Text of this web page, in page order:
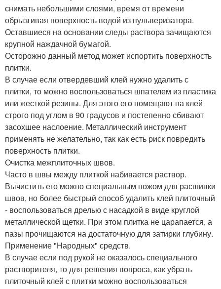
снимать небольшими слоями, время от времени
обрызгивая поверхность водой из пульверизатора.
Оставшиеся на основании следы раствора зачищаются
крупной наждачной бумагой.
Осторожно данный метод может испортить поверхность
плитки.
В случае если отвердевший клей нужно удалить с
плитки, то можно воспользоваться шпателем из пластика
или жесткой резины. Для этого его помещают на клей
строго под углом в 90 градусов и постепенно сбивают
засохшее наслоение. Металлический инструмент
применять не желательно, так как есть риск повредить
поверхность плитки.
Очистка межплиточных швов.
Часто в швы между плиткой набивается раствор.
Вычистить его можно специальным ножом для расшивки
швов, но более быстрый способ удалить клей плиточный
- воспользоваться дрелью с насадкой в виде круглой
металлической щетки. При этом плитка не царапается, а
пазы прочищаются на достаточную для затирки глубину.
Применение "Народных" средств.
В случае если под рукой не оказалось специального
растворителя, то для решения вопроса, как убрать
плиточный клей с плитки можно воспользоваться